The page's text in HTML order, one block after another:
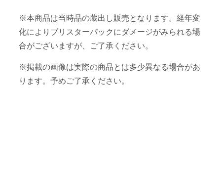
※本商品は当時品の蔵出し販売となります。経年変
化によりブリスターパックにダメージがみられる場
合がございますが、ご了承ください。
※掲載の画像は実際の商品とは多少異なる場合があ
ります。予めご了承ください。